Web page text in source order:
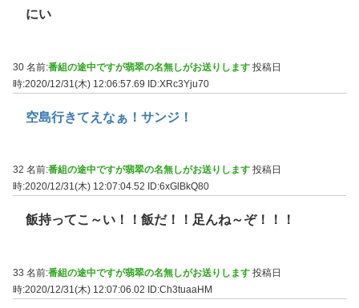
にい
30 名前:番組の途中ですが翡翠の名無しがお送りします 投稿日
時:2020/12/31(木) 12:06:57.69 ID:XRc3Yju70
空島行きてえなぁ！サンジ！
32 名前:番組の途中ですが翡翠の名無しがお送りします 投稿日
時:2020/12/31(木) 12:07:04.52
ID:6xGlBkQ80
飯持ってこ～い！！飯だ！！足んね～ぞ！！！
33 名前:番組の途中ですが翡翠の名無しがお送りします 投稿日
時:2020/12/31(木) 12:07:06.02 ID:Ch3tuaaHM